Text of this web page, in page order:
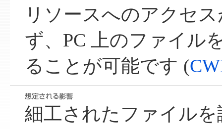
リソースへのアクセ
ず、PC 上のファイル
ることが可能です (
細工されたファイル